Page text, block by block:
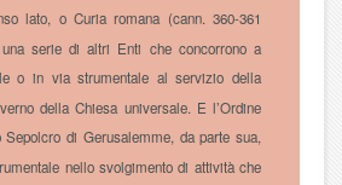
lato, o Curia romana (cann. 360-361
serie di altri Enti che concorrono a
o in via strumentale al servizio della
della Chiesa universale. E l’Ordine
Sepolcro di Gerusalemme, da parte sua,
nello svolgimento di attività che